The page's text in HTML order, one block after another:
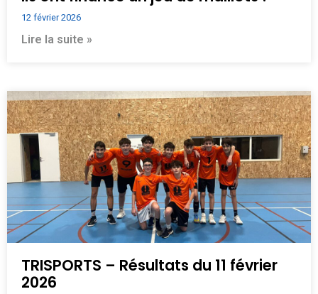
12 février 2026
Lire la suite »
TRISPORTS – Résultats du 11 février
2026